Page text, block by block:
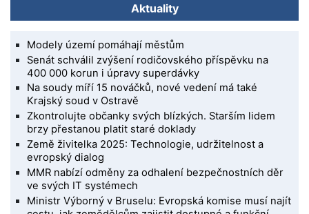
Aktuality
Modely území pomáhají městům
Senát schválil zvýšení rodičovského příspěvku na
400 000 korun i úpravy superdávky
Na soudy míří 15 nováčků, nové vedení má také
Krajský soud v Ostravě
Zkontrolujte občanky svých blízkých. Starším lidem
brzy přestanou platit staré doklady
Země živitelka 2025: Technologie, udržitelnost a
evropský dialog
MMR nabízí odměny za odhalení bezpečnostních děr
ve svých IT systémech
Ministr Výborný v Bruselu: Evropská komise musí najít